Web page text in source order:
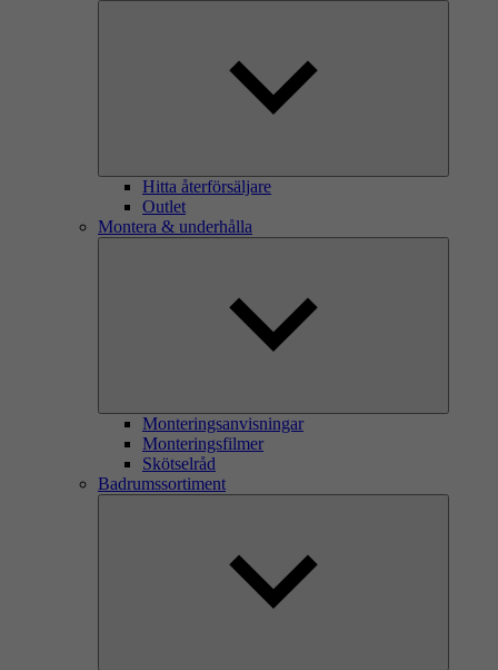
Hitta återförsäljare
Outlet
Montera & underhålla
Monteringsanvisningar
Monteringsfilmer
Skötselråd
Badrumssortiment